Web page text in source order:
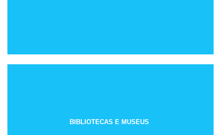
BIBLIOTECAS E MUSEUS